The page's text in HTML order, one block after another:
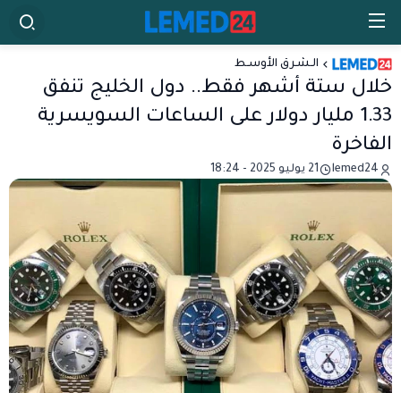
الـشـرق الأوسـط
خلال ستة أشهر فقط.. دول الخليج تنفق
1.33 مليار دولار على الساعات السويسرية
الفاخرة
lemed24 21 يوليو 2025 - 18:24